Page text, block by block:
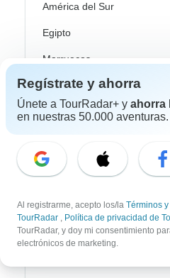
América del Sur
Egipto
Marruecos
Sudáfrica
Bali
India
Nueva Zelanda
Sri Lanka
Regístrate y ahorra
Únete a TourRadar+ y ahorra
en nuestras 50.000 aventuras.
Al registrarme, acepto los/la Términos
TourRadar , Política de privacidad de
TourRadar, y doy mi consentimiento
electrónicos de marketing.